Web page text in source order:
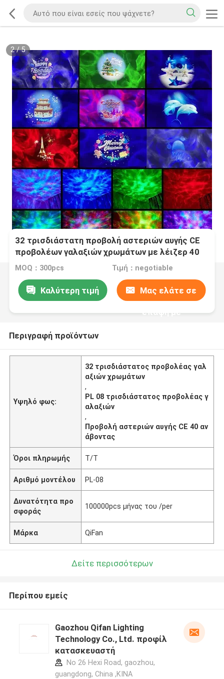
2/5
32 τρισδιάστατη προβολή αστεριών αυγής CE
προβολέων γαλαξιών χρωμάτων με λέιζερ 40
το ανάβοντας τρόπων
MOQ：300pcs Τιμή：negotiable
Καλύτερη τιμή Μας ελάτε σε
επαφή με
Περιγραφή προϊόντων
Υψηλό φως:
32 τρισδιάστατος προβολέας γαλ
αξιών χρωμάτων
,
PL 08 τρισδιάστατος προβολέας γ
αλαξιών
,
Προβολή αστεριών αυγής CE 40 αν
άβοντας
Όροι πληρωμής T/T
Αριθμό μοντέλου PL-08
Δυνατότητα προ
σφοράς
100000pcs μήνας του /per
Μάρκα QiFan
Δείτε περισσότερων
Περίπου εμείς
Gaozhou Qifan Lighting
Technology Co., Ltd. προφίλ
κατασκευαστή
No 26 Hexi Road, gaozhou,
guangdong, China ,ΚΙΝΑ